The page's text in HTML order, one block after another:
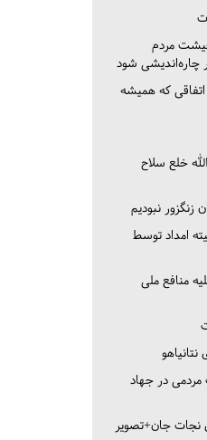
مردم
چاره‌اندیشی شود
که همیشه
خلع سلاح
زنگزور نبودیم
امداد توسط
منافع ملی
نتانیاهو
مردمی در جهاد
نجات جان+تصویر